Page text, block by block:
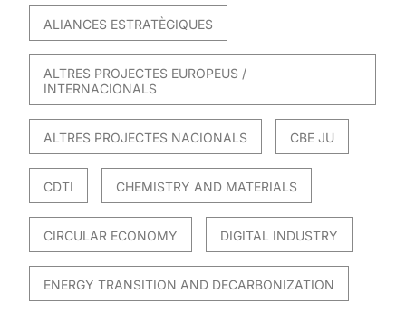
ALIANCES ESTRATÈGIQUES
ALTRES PROJECTES EUROPEUS /
INTERNACIONALS
ALTRES PROJECTES NACIONALS CBE JU
CDTI CHEMISTRY AND MATERIALS
CIRCULAR ECONOMY DIGITAL INDUSTRY
ENERGY TRANSITION AND DECARBONIZATION